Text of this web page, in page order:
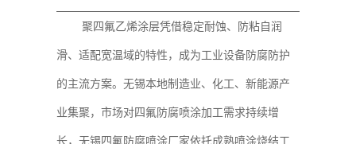
聚四氟乙烯涂层凭借稳定耐蚀、防粘自润
滑、适配宽温域的特性，成为工业设备防腐防护
的主流方案。无锡本地制造业、化工、新能源产
业集聚，市场对四氟防腐喷涂加工需求持续增
长，无锡四氟防腐喷涂厂家依托成熟喷涂烧结工